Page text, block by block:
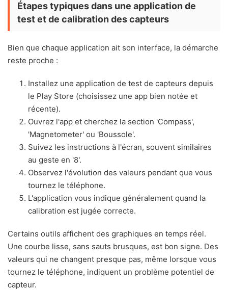
Étapes typiques dans une application de
test et de calibration des capteurs
Bien que chaque application ait son interface, la démarche
reste proche :
Installez une application de test de capteurs depuis
le Play Store (choisissez une app bien notée et
récente).
Ouvrez l'app et cherchez la section 'Compass',
'Magnetometer' ou 'Boussole'.
Suivez les instructions à l'écran, souvent similaires
au geste en '8'.
Observez l'évolution des valeurs pendant que vous
tournez le téléphone.
L'application vous indique généralement quand la
calibration est jugée correcte.
Certains outils affichent des graphiques en temps réel.
Une courbe lisse, sans sauts brusques, est bon signe. Des
valeurs qui ne changent presque pas, même lorsque vous
tournez le téléphone, indiquent un problème potentiel de
capteur.